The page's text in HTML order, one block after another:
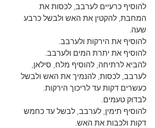
להוסיף כרעיים לערבב, לכסות את
המחבת, להקטין את האש ולבשל כרבע
שעה.
להוסיף את הירקות ולערבב.
להוסיף את יתרת המים ולערבב.
להביא לרתיחה, להוסיף מלח, סילאן,
לערבב, לכסות, להנמיך את האש ולבשל
כעשרים דקות עד לריכוך הירקות.
לבדוק טעמים.
להוסיף תימין, לערבב, לבשל עד כחמש
דקות ולכבות את האש.